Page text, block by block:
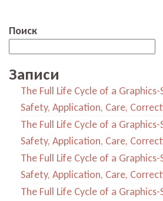
Поиск
Записи
The Full Life Cycle of a
Safety, Application, Care,
The Full Life Cycle of a
Safety, Application, Care,
The Full Life Cycle of a
Safety, Application, Care,
The Full Life Cycle of a